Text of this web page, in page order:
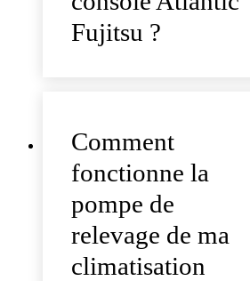
Fujitsu ?
Comment
fonctionne la
pompe de
relevage de ma
climatisation